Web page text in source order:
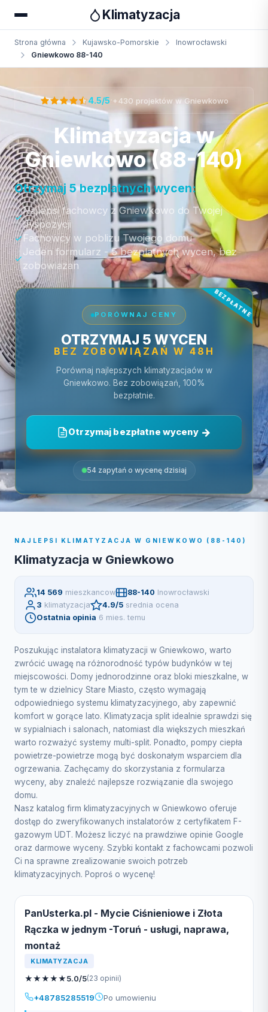
Klimatyzacja
Strona główna Kujawsko-Pomorskie
Inowrocławski
Gniewkowo 88-140
Otrzymaj bezpłatną wycenę
4.5/5 +430 projektów w Gniewkowo
Klimatyzacja w
Gniewkowo (88-140)
Otrzymaj 5 bezplatnych wycen:
Najlepsi fachowcy z Gniewkowo do Twojej
dyspozycji
Fachowcy w poblizu Twojego domu
Jeden formularz - 5 bezplatnych wycen, bez
zobowiazan
PORÓWNAJ CENY
OTRZYMAJ 5 WYCEN
BEZ ZOBOWIĄZAŃ W 48H
Porównaj najlepszych klimatyzacjaów w
Gniewkowo. Bez zobowiązań, 100%
bezpłatnie.
Otrzymaj bezpłatne wyceny
54 zapytań o wycenę dzisiaj
NAJLEPSI KLIMATYZACJA W GNIEWKOWO (88-140)
Klimatyzacja w Gniewkowo
14 569 mieszkancow 88-140 Inowrocławski
3 klimatyzacja 4.9/5 srednia ocena
Ostatnia opinia 6 mies. temu
Poszukując instalatora klimatyzacji w Gniewkowo, warto
zwrócić uwagę na różnorodność typów budynków w tej
miejscowości. Domy jednorodzinne oraz bloki mieszkalne, w
tym te w dzielnicy Stare Miasto, często wymagają
odpowiedniego systemu klimatyzacyjnego, aby zapewnić
komfort w gorące lato. Klimatyzacja split idealnie sprawdzi się
w sypialniach i salonach, natomiast dla większych mieszkań
warto rozważyć systemy multi-split. Ponadto, pompy ciepła
powietrze-powietrze mogą być doskonałym wsparciem dla
ogrzewania. Zachęcamy do skorzystania z formularza
wyceny, aby znaleźć najlepsze rozwiązanie dla swojego
domu.
Nasz katalog firm klimatyzacyjnych w Gniewkowo oferuje
dostęp do zweryfikowanych instalatorów z certyfikatem F-
gazowym UDT. Możesz liczyć na prawdziwe opinie Google
oraz darmowe wyceny. Szybki kontakt z fachowcami pozwoli
Ci na sprawne zrealizowanie swoich potrzeb
klimatyzacyjnych. Poproś o wycenę!
PanUsterka.pl - Mycie Ciśnieniowe i Złota
Rączka w jednym -Toruń - usługi, naprawa,
montaż
KLIMATYZACJA
★★★★★5.0/5(23 opinii)
+48785285519 Po umowieniu